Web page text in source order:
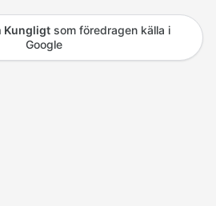
Kungligtsom föredragen källa i
Google